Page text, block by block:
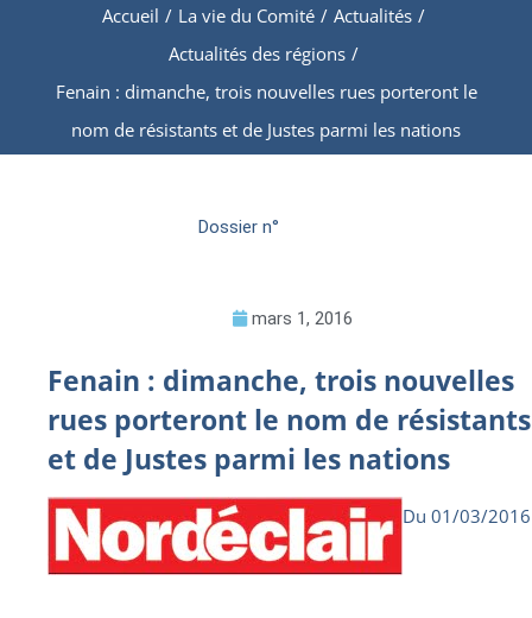
Accueil / La vie du Comité / Actualités /
Actualités des régions /
Fenain : dimanche, trois nouvelles rues porteront le
nom de résistants et de Justes parmi les nations
Dossier n°
mars 1, 2016
Fenain : dimanche, trois nouvelles
rues porteront le nom de résistants
et de Justes parmi les nations
Du 01/03/2016